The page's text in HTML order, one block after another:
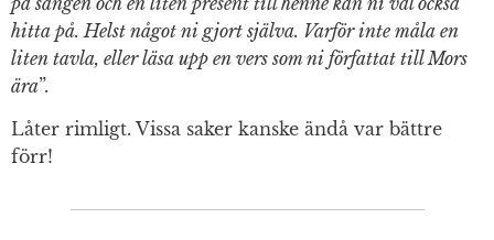
hitta på. Helst något ni gjort själva. Varför inte måla en
liten tavla, eller läsa upp en vers som ni författat till Mors
ära”.
Låter rimligt. Vissa saker kanske ändå var bättre
förr!